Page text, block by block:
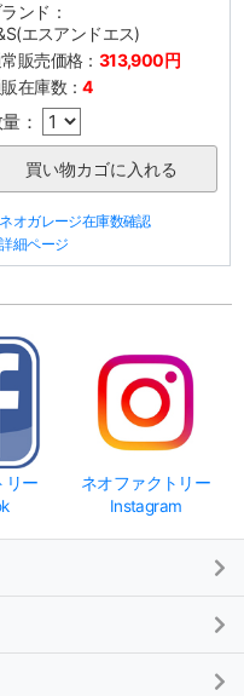
ンド：
エスアンドエス)
販売価格： 313,900円
在庫数：4
：
ネオガレージ在庫数確認
詳細ページ
リー
ネオファクトリー
Instagram